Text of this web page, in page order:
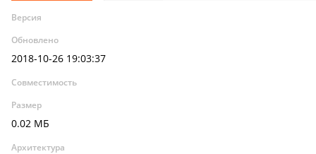
Версия
Обновлено
2018-10-26 19:03:37
Совместимость
Размер
0.02 МБ
Архитектура